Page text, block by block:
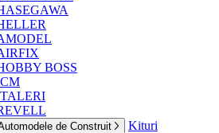
BOSS
de Construit
Kituri